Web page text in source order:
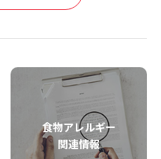
食物アレルギー
関連情報